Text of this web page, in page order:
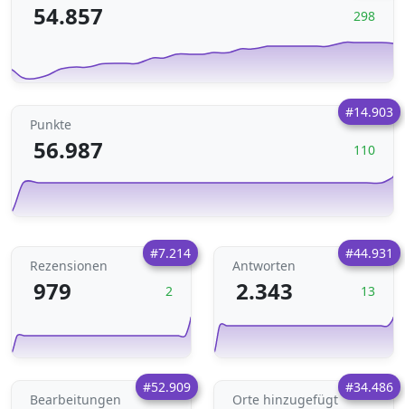
54.857 298
#14.903
Punkte
56.987 110
#7.214
Rezensionen
979 2
#44.931
Antworten
2.343 13
#52.909
Bearbeitungen
#34.486
Orte hinzugefügt